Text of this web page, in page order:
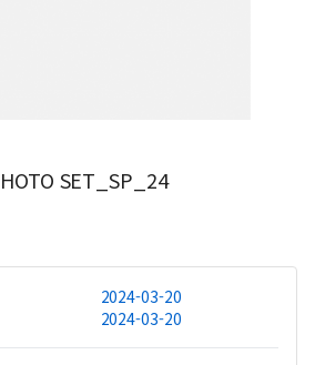
SET_SP_24
2024-03-20
2024-03-20